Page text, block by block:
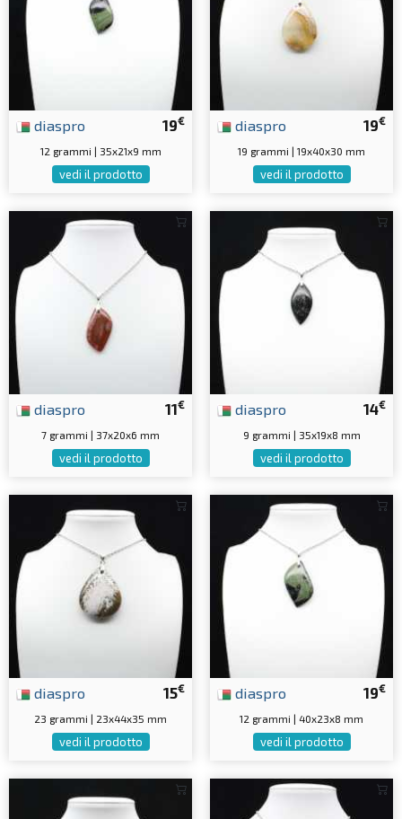
19€
diaspro
12 grammi | 35x21x9 mm
vedi il prodotto
19€
diaspro
19 grammi | 19x40x30 mm
vedi il prodotto
11€
diaspro
7 grammi | 37x20x6 mm
vedi il prodotto
14€
diaspro
9 grammi | 35x19x8 mm
vedi il prodotto
15€
diaspro
23 grammi | 23x44x35 mm
vedi il prodotto
19€
diaspro
12 grammi | 40x23x8 mm
vedi il prodotto